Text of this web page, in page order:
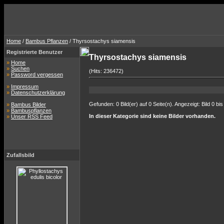
Home / Bambus Pflanzen / Thyrsostachys siamensis
Registrierte Benutzer
» Home
» Suchen
» Password vergessen
» Impressum
» Datenschutzerklärung
» Bambus Bilder
» Bambuspflanzen
» Unser RSS Feed
Zufallsbild
Thyrsostachys siamensis
(Hits: 236472)
Gefunden: 0 Bild(er) auf 0 Seite(n). Angezeigt: Bild 0 bis
In dieser Kategorie sind keine Bilder vorhanden.